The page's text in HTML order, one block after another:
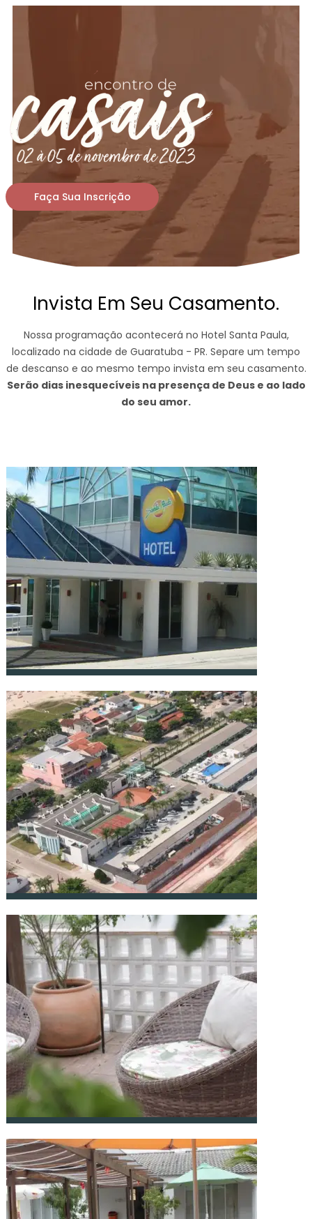
Faça Sua Inscrição
Invista Em Seu Casamento.
Nossa programação acontecerá no Hotel Santa Paula,
localizado na cidade de Guaratuba - PR. Separe um tempo
de descanso e ao mesmo tempo invista em seu casamento.
Serão dias inesquecíveis na presença de Deus e ao lado
do seu amor.